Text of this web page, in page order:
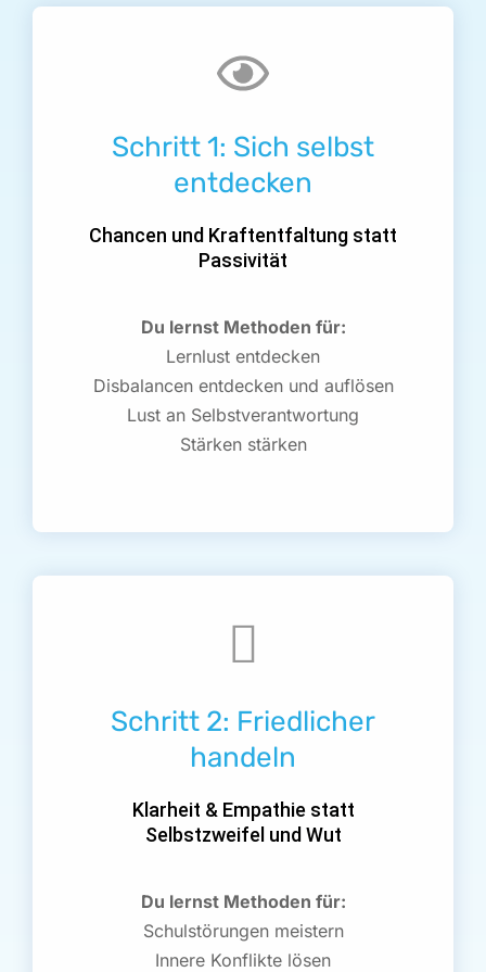
Schritt 1: Sich selbst
entdecken
Chancen und Kraftentfaltung statt
Passivität
Du lernst Methoden für:
Lernlust entdecken
Disbalancen entdecken und auflösen
Lust an Selbstverantwortung
Stärken stärken
Schritt 2: Friedlicher
handeln
Klarheit & Empathie statt
Selbstzweifel und Wut
Du lernst Methoden für:
Schulstörungen meistern
Innere Konflikte lösen